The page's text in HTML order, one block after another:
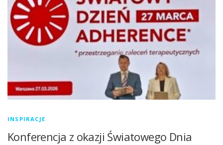
INSPIRACJE
Konferencja z okazji Światowego Dnia